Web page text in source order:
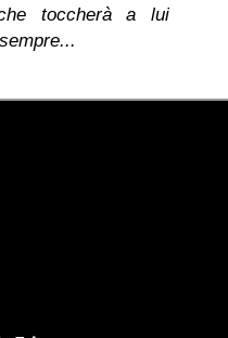
toccherà a lui